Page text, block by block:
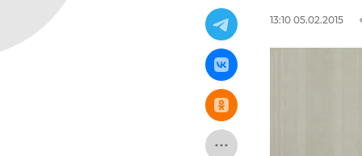
13:10 05.02.2015